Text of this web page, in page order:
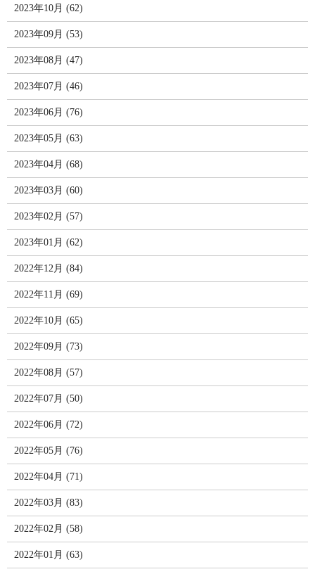
2023年10月 (62)
2023年09月 (53)
2023年08月 (47)
2023年07月 (46)
2023年06月 (76)
2023年05月 (63)
2023年04月 (68)
2023年03月 (60)
2023年02月 (57)
2023年01月 (62)
2022年12月 (84)
2022年11月 (69)
2022年10月 (65)
2022年09月 (73)
2022年08月 (57)
2022年07月 (50)
2022年06月 (72)
2022年05月 (76)
2022年04月 (71)
2022年03月 (83)
2022年02月 (58)
2022年01月 (63)